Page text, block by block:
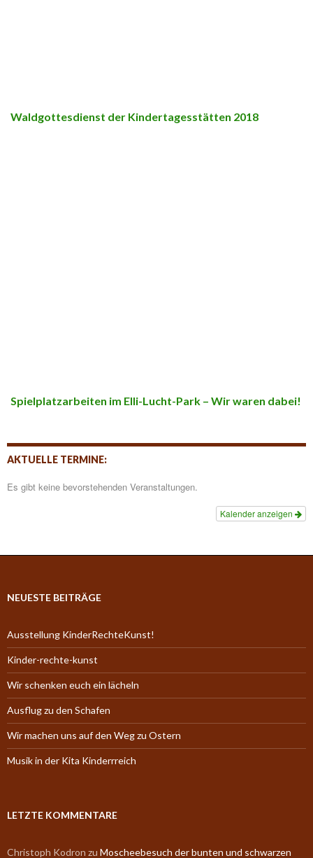
Waldgottesdienst der Kindertagesstätten 2018
Spielplatzarbeiten im Elli-Lucht-Park – Wir waren dabei!
AKTUELLE TERMINE:
Es gibt keine bevorstehenden Veranstaltungen.
Kalender anzeigen
NEUESTE BEITRÄGE
Ausstellung KinderRechteKunst!
Kinder-rechte-kunst
Wir schenken euch ein lächeln
Ausflug zu den Schafen
Wir machen uns auf den Weg zu Ostern
Musik in der Kita Kinderrreich
LETZTE KOMMENTARE
Christoph Kodron zu Moscheebesuch der bunten und schwarzen